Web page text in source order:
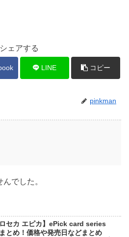
シェアする
LINE コピー
pinkman
でした。
ロセカ エピカ】ePick card series
とめ！価格や発売日などまとめ